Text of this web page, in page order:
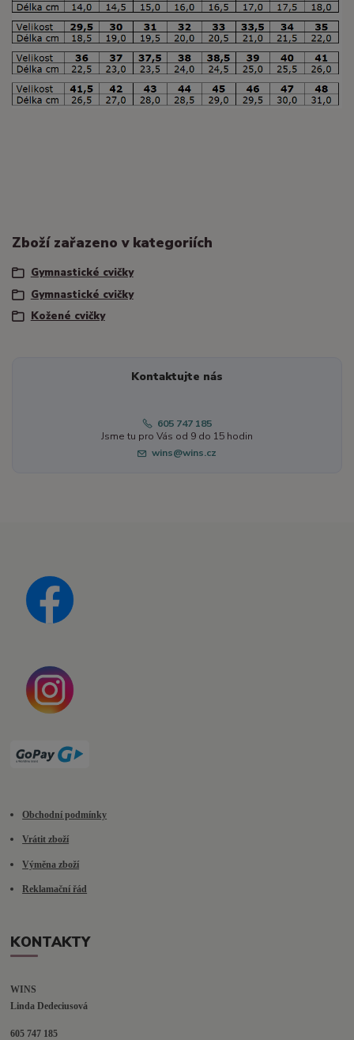
Zboží zařazeno v kategoriích
Gymnastické cvičky
Gymnastické cvičky
Kožené cvičky
Kontaktujte nás
605 747 185
Jsme tu pro Vás od 9 do 15 hodin
wins@wins.cz
Obchodní podmínky
Vrátit zboží
Výměna zboží
Reklamační řád
KONTAKTY
WINS
Linda Dedeciusová
605 747 185